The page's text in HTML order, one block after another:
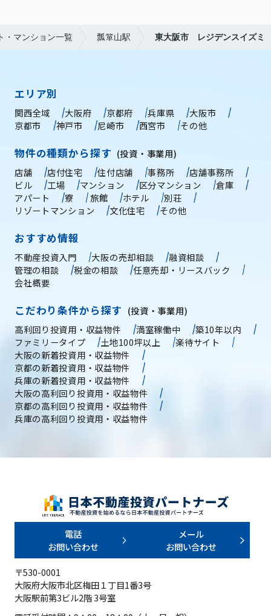
・マンション一覧 瓢箪山駅 東大阪市 レジデンスイズミ
エリア別
関西全域 大阪府 京都府 兵庫県
大阪市
京都市
神戸市 尼崎市 西宮市 その他
物件の種類から探す (投資・事業用)
店舗
店付住宅 住付店舗 事務所
店舗事務所
ビル
工場 マンション 区分マンション
倉庫
アパート
寮 旅館 ホテル
別荘
リゾートマンション
文化住宅 その他
おすすめ情報
不動産投資入門 大阪の売却相談
融資相談
管理の相談
税金の相談
任意売却・リースバック
会社概要
こだわり条件から探す (投資・事業用)
高利回り投資用・収益物件
満室稼働中
築10年以内
ファミリータイプ
土地100坪以上
楽待サイト
大阪の新着投資用・収益物件
京都の新着投資用・収益物件
兵庫の新着投資用・収益物件
大阪の高利回り投資用・収益物件
京都の高利回り投資用・収益物件
兵庫の高利回り投資用・収益物件
電話
お問い合わせ
メール
お問い合わせ
〒530-0001
大阪府大阪市北区梅田１丁目1番3号
大阪駅前第3ビル2階 3号室